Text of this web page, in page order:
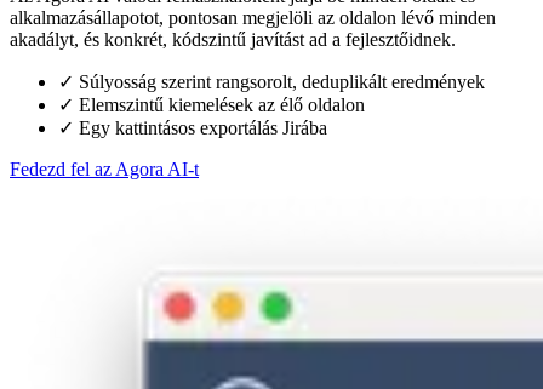
alkalmazásállapotot, pontosan megjelöli az oldalon lévő minden
akadályt, és konkrét, kódszintű javítást ad a fejlesztőidnek.
✓ Súlyosság szerint rangsorolt, deduplikált eredmények
✓ Elemszintű kiemelések az élő oldalon
✓ Egy kattintásos exportálás Jirába
Fedezd fel az Agora AI-t